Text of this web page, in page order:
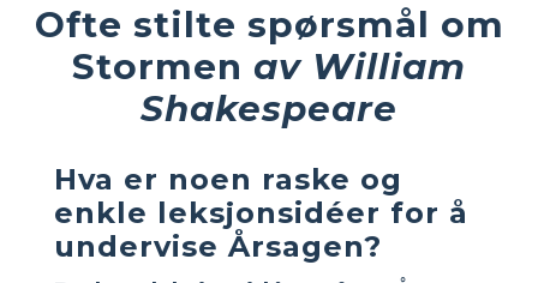
Ofte stilte spørsmål om
Stormen av William
Shakespeare
Hva er noen raske og
enkle leksjonsidéer for å
undervise Årsagen?